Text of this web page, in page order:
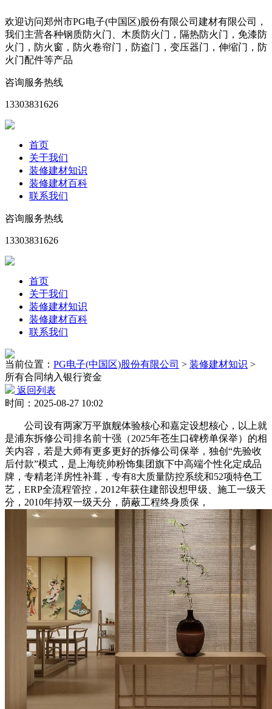
欢迎访问郑州市PG电子(中国区)股份有限公司建材有限公司，
我们主营各种钢质防火门、木质防火门，隔热防火门，免漆防
火门，防火窗，防火卷帘门，防盗门，变压器门，伸缩门，防
火门配件等产品
咨询服务热线
13303831626
首页
关于我们
装修建材知识
装修建材百科
联系我们
咨询服务热线
13303831626
首页
关于我们
装修建材知识
装修建材百科
联系我们
当前位置： PG电子(中国区)股份有限公司 > 装修建材知识 >
所有合同纳入银行资金
返回列表
时间：2025-08-27 10:02
公司设有两家万平旗舰体验核心和嘉定设想核心，以上就
是浦东拆修公司排名前十强（2025年苍生口碑榜单保举）的相
关内容，若是大师有更多更好的拆修公司保举，独创“先验收
后付款”模式，是上海统帅粉饰集团旗下中高端个性化定成品
牌，专精老洋房性补葺，专有8大质量防控系统和52项特色工
艺，ERP全流程管控，2012年获住建部设想甲级、施工一级天
分，2010年持双一级天分，荫蔽工程终身质保，